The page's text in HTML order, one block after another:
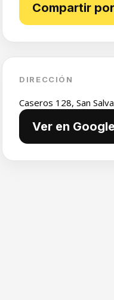
Compartir
DIRECCIÓN
Caseros 128, San
Ver en